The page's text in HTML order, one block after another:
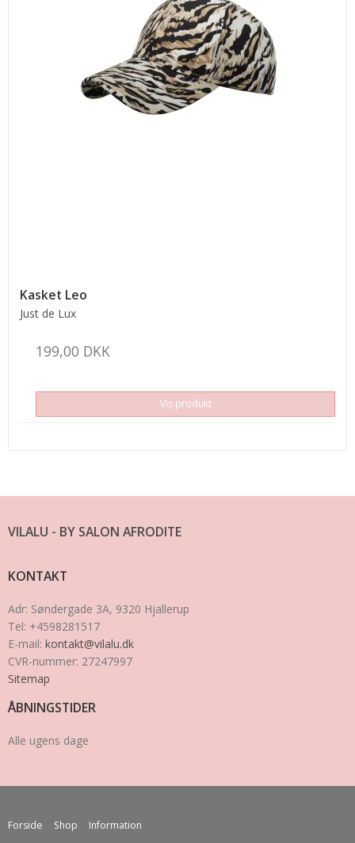
Kasket Leo
Just de Lux
199,00 DKK
Vis produkt
VILALU - BY SALON AFRODITE
KONTAKT
Adr: Søndergade 3A, 9320 Hjallerup
Tel: +4598281517
E-mail: kontakt@vilalu.dk
CVR-nummer: 27247997
Sitemap
ÅBNINGSTIDER
Alle ugens dage
Forside Shop Information